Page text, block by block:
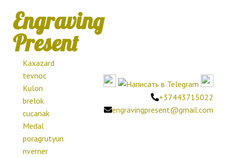
Engraving
Present
Kaxazard
tevnoc
Kulon
brelok
cucanak
Medal
poragrutyun
nverner
+37443715022
engravingpresent@gmail.com